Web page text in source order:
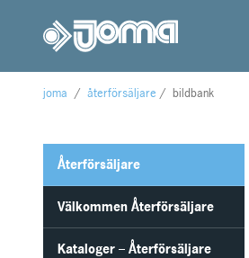
joma / återförsäljare / bildbank
Återförsäljare
Välkommen Återförsäljare
Kataloger – Återförsäljare